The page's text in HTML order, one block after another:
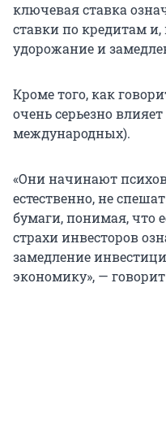
ключевая ставка
ставки по кредитам и,
удорожание и
Кроме того, как
очень серьезно
международных).
«Они начинают
естественно, не
бумаги, понимая, что
страхи инвесторов
замедление
экономику», —